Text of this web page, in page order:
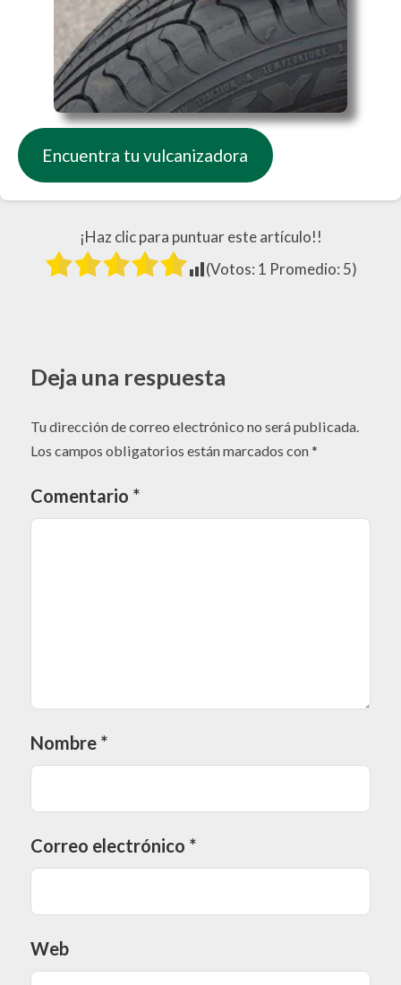
Encuentra tu vulcanizadora
¡Haz clic para puntuar este artículo!!
(Votos: 1 Promedio: 5)
Deja una respuesta
Tu dirección de correo electrónico no será publicada.
Los campos obligatorios están marcados con*
Comentario *
Nombre *
Correo electrónico *
Web